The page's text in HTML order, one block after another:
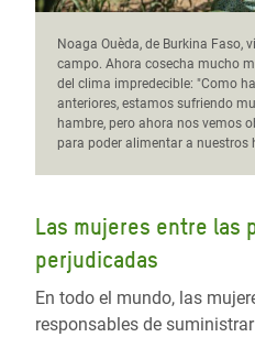
Noaga Ouèda, de Burkina Faso,
campo. Ahora cosecha mucho
del clima impredecible: "Como
anteriores, estamos sufriendo
hambre, pero ahora nos vemos
para poder alimentar a nuestros
Las mujeres entre las
perjudicadas
En todo el mundo, las
responsables de